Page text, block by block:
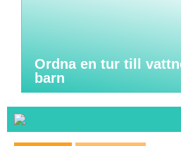
Ordna en tur till
barn